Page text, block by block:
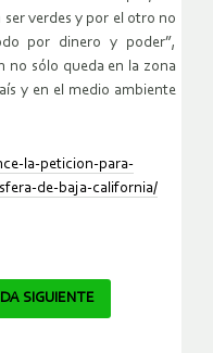
verdes y por el otro no
por dinero y poder”,
no sólo queda en la zona
y en el medio ambiente
la-peticion-para-
de-baja-california/
SIGUIENTE